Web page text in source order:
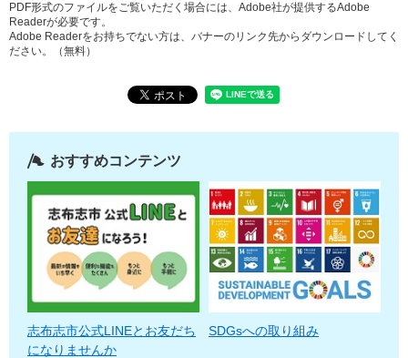
PDF形式のファイルをご覧いただく場合には、Adobe社が提供するAdobe
Readerが必要です。
Adobe Readerをお持ちでない方は、バナーのリンク先からダウンロードしてく
ださい。（無料）
おすすめコンテンツ
志布志市公式LINEとお友だち
になりませんか
SDGsへの取り組み